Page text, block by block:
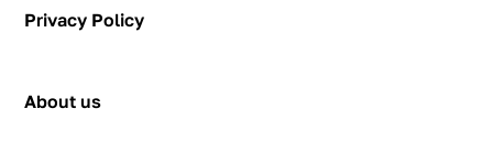
Figeehal 2
2031 BJ Haarlem
Privacy Policy
About us